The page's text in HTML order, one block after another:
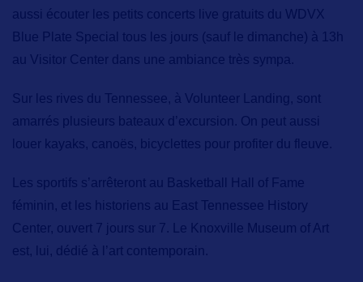
aussi écouter les petits concerts live gratuits du WDVX
Blue Plate Special tous les jours (sauf le dimanche) à 13h
au Visitor Center dans une ambiance très sympa.
Sur les rives du Tennessee, à Volunteer Landing, sont
amarrés plusieurs bateaux d’excursion. On peut aussi
louer kayaks, canoës, bicyclettes pour profiter du fleuve.
Les sportifs s’arrêteront au
Basketball Hall of Fame
féminin, et les historiens au
East Tennessee History
Center, ouvert 7 jours sur 7. Le Knoxville Museum of Art
est, lui, dédié à l’art contemporain.